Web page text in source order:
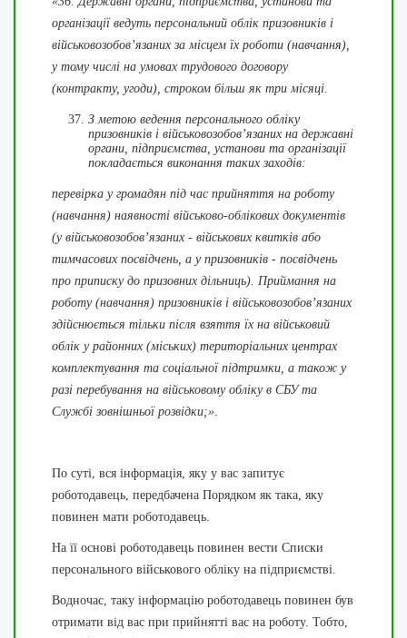
організації ведуть персональний облік призовників і
військовозобов’язаних за місцем їх роботи (навчання),
у тому числі на умовах трудового договору
(контракту, угоди), строком більш як три місяці.
З метою ведення персонального обліку
призовників і військовозобов’язаних на державні
органи, підприємства, установи та організації
покладається виконання таких заходів:
перевірка у громадян під час прийняття на роботу
(навчання) наявності військово-облікових документів
(у військовозобов’язаних - військових квитків або
тимчасових посвідчень, а у призовників - посвідчень
про приписку до призовних дільниць). Приймання на
роботу (навчання) призовників і військовозобов’язаних
здійснюється тільки після взяття їх на військовий
облік у районних (міських) територіальних центрах
комплектування та соціальної підтримки, а також у
разі перебування на військовому обліку в СБУ та
Службі зовнішньої розвідки;».
По суті, вся інформація, яку у вас запитує
роботодавець, передбачена Порядком як така, яку
повинен мати роботодавець.
На її основі роботодавець повинен вести Списки
персонального військового обліку на підприємстві.
Водночас, таку інформацію роботодавець повинен був
отримати від вас при прийнятті вас на роботу. Тобто,